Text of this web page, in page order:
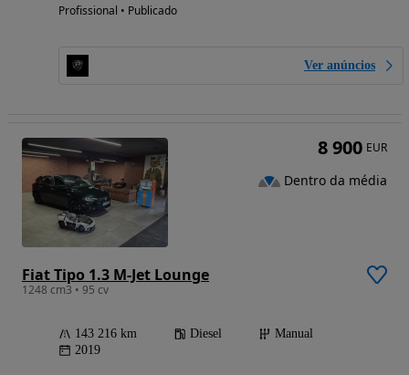
Profissional • Publicado
Ver anúncios
Fiat Tipo 1.3 M-Jet Lounge
1248 cm3 • 95 cv
143 216 km Diesel
Manual
2019
8 900 EUR
Dentro da média